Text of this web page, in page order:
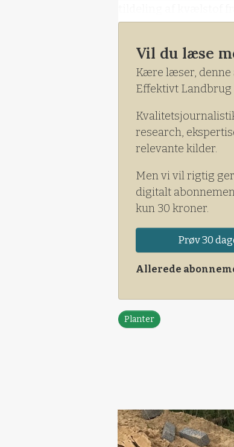
Vil du læse
Kære læser, denne
Effektivt Landbrug
research,
relevante kilder.
Men vi vil rigtig
digitalt
kun 30 kroner.
Prøv 30
Allerede
Planter